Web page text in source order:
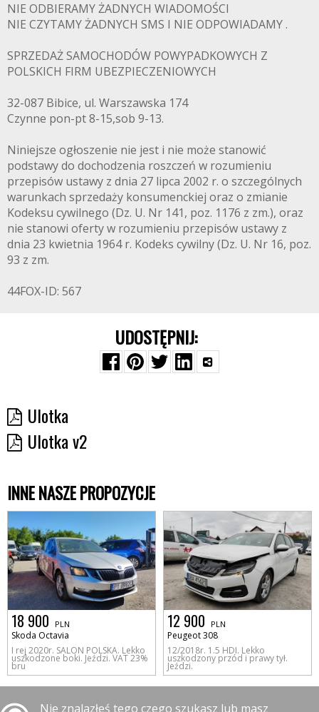
NIE ODBIERAMY ŻADNYCH WIADOMOŚCI
NIE CZYTAMY ŻADNYCH SMS I NIE ODPOWIADAMY .
SPRZEDAŻ SAMOCHODÓW POWYPADKOWYCH Z
POLSKICH FIRM UBEZPIECZENIOWYCH
32-087 Bibice, ul. Warszawska 174
Czynne pon-pt 8-15,sob 9-13.
Niniejsze ogłoszenie nie jest i nie może stanowić
podstawy do dochodzenia roszczeń w rozumieniu
przepisów ustawy z dnia 27 lipca 2002 r. o szczególnych
warunkach sprzedaży konsumenckiej oraz o zmianie
Kodeksu cywilnego (Dz. U. Nr 141, poz. 1176 z zm.), oraz
nie stanowi oferty w rozumieniu przepisów ustawy z
dnia 23 kwietnia 1964 r. Kodeks cywilny (Dz. U. Nr 16, poz.
93 z zm.
44FOX-ID: 567
UDOSTĘPNIJ:
Ulotka
Ulotka v2
INNE NASZE PROPOZYCJE
18 900 PLN
Skoda Octavia
I rej 2020r. SALON POLSKA. Lekko
uszkodzone boki. Jeździ. VAT 23%
bru
12 900 PLN
Peugeot 308
12/2018r. 1.5 HDI. Lekko
uszkodzony przód i prawy tył.
Jeździ.
Nie znalazłeś tego czego szukasz lub masz